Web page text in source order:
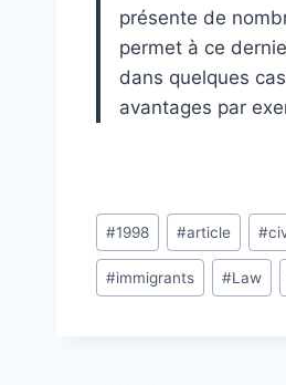
présente de
permet à ce
dans quelques
avantages par
Post
Tags:
#1998 #article #
#immigrants #Law